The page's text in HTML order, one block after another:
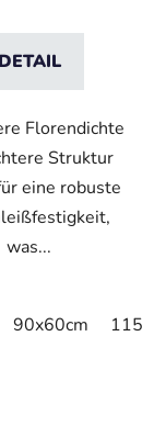
DETAIL
Florendichte
Struktur
eine robuste
was...
90x60cm